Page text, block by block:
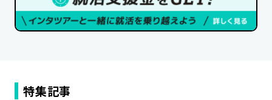
特集記事